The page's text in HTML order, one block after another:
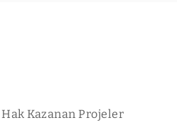
Kazanan Projeler